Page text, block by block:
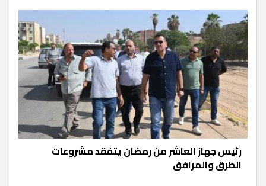
رئيس جهاز العاشر من رمضان يتفقد مشروعات
الطرق والمرافق